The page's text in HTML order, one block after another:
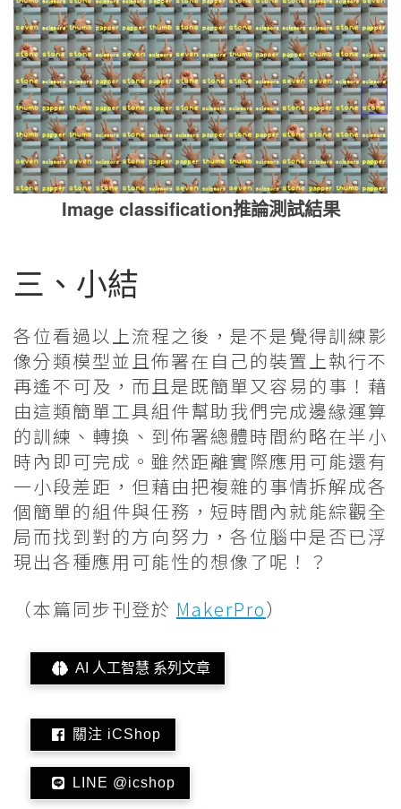
Image classification推論測試結果
三、小結
各位看過以上流程之後，是不是覺得訓練影
像分類模型並且佈署在自己的裝置上執行不
再遙不可及，而且是既簡單又容易的事！藉
由這類簡單工具組件幫助我們完成邊緣運算
的訓練、轉換、到佈署總體時間約略在半小
時內即可完成。雖然距離實際應用可能還有
一小段差距，但藉由把複雜的事情拆解成各
個簡單的組件與任務，短時間內就能綜觀全
局而找到對的方向努力，各位腦中是否已浮
現出各種應用可能性的想像了呢！？
（本篇同步刊登於 MakerPro）
AI 人工智慧 系列文章
關注 iCShop
LINE @icshop